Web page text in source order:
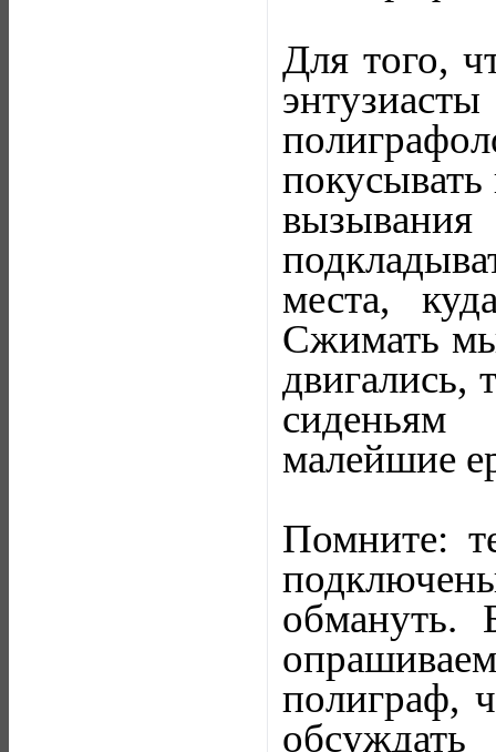
Для того,
места,
Сжимать
двигались,
малейшие
Помните:
обмануть.
полиграф,